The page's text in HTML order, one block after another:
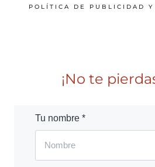
POLÍTICA DE PUBLICIDAD Y
¡No te
Tu nombre *